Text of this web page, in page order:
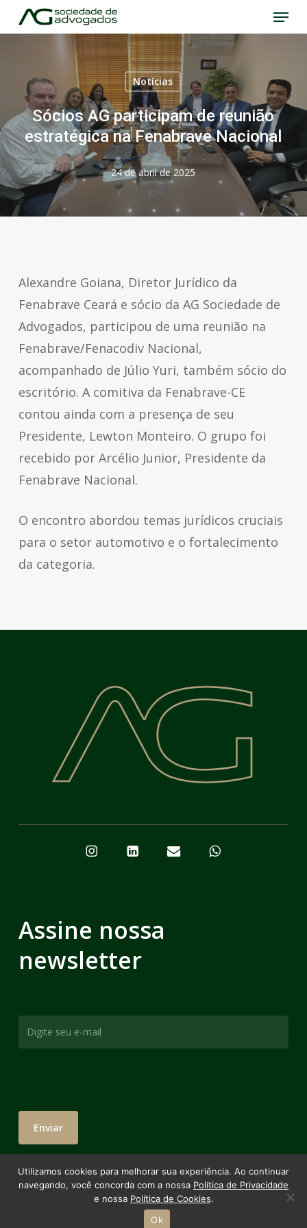
Skip
to
content
Menu
Notícias
Sócios AG participam de reunião
estratégica na Fenabrave Nacional
24 de abril de 2025
Alexandre Goiana, Diretor Jurídico da
Fenabrave Ceará e sócio da AG Sociedade de
Advogados, participou de uma reunião na
Fenabrave/Fenacodiv Nacional,
acompanhado de Júlio Yuri, também sócio do
escritório. A comitiva da Fenabrave-CE
contou ainda com a presença de seu
Presidente, Lewton Monteiro. O grupo foi
recebido por Arcélio Junior, Presidente da
Fenabrave Nacional.
O encontro abordou temas jurídicos cruciais
para o setor automotivo e o fortalecimento
da categoria.
Assine nossa
newsletter
Utilizamos cookies para melhorar sua experiência. Ao continuar
navegando, você concorda com a nossa Política de Privacidade
e nossa Política de Cookies.
Ok